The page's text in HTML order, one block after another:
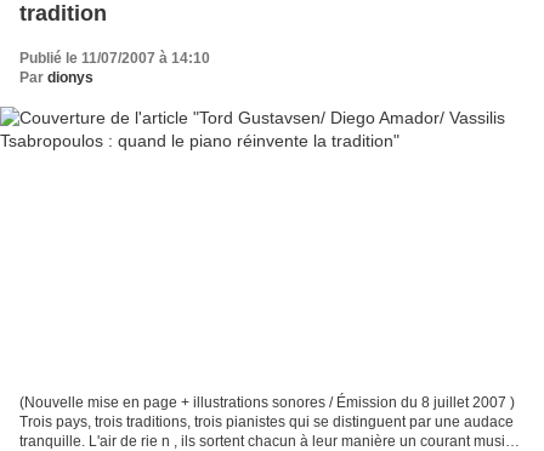
tradition
Publié le 11/07/2007 à 14:10
Par dionys
(Nouvelle mise en page + illustrations sonores / Émission du 8 juillet 2007 )
Trois pays, trois traditions, trois pianistes qui se distinguent par une audace
tranquille. L'air de rie n , ils sortent chacun à leur manière un courant musical